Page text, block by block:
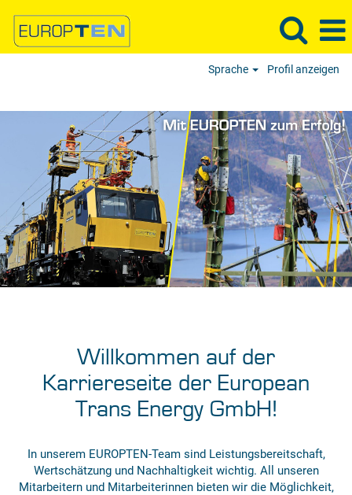
Sprache Profil anzeigen
Willkommen auf der
Karriereseite der European
Trans Energy GmbH!
In unserem EUROPTEN-Team sind Leistungsbereitschaft,
Wertschätzung und Nachhaltigkeit wichtig. All unseren
Mitarbeitern und Mitarbeiterinnen bieten wir die Möglichkeit,